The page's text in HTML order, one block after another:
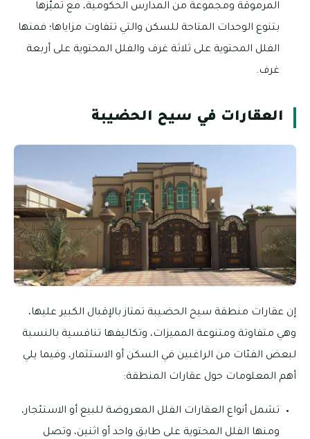
المرموقة ومجموعة من المدارس الحكومية، مع تميّزها
بتنوع الوحدات المتاحة للسكن والتي تتفاوت مزاياها؛ فمنها
الفلل المحتوية على ثلاثة غرف والفلل المحتوية على أربعة
غرف.
العقارات في سيح الحضيبة
إن عقارات منطقة سيح الحضيبة تمتاز بالإقبال الكبير عليها،
وهي متفاوتة ومتنوعة المميزات، وتكاليفها تنافسية بالنسبة
لبعض الفئات من الراغبين في السكن أو الاستثمار، وفيما يلي
أهم المعلومات حول عقارات المنطقة:
تشمل أنواع العقارات الفلل المعروضة للبيع أو الاستئجار،
ومنها الفلل المحتوية على طابق واحد أو اثنين، وتصل